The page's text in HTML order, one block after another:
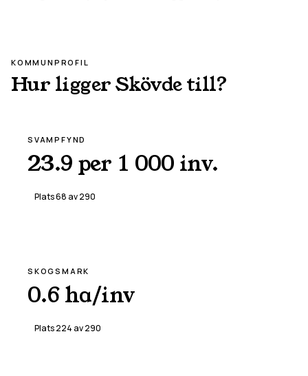
KOMMUNPROFIL
Hur liggerSkövdetill?
SVAMPFYND
23.9 per 1 000 inv.
Plats68 av290
SKOGSMARK
0.6 ha/inv
Plats224 av290